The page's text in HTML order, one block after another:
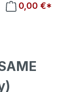
Produkte auf
0,00 €*